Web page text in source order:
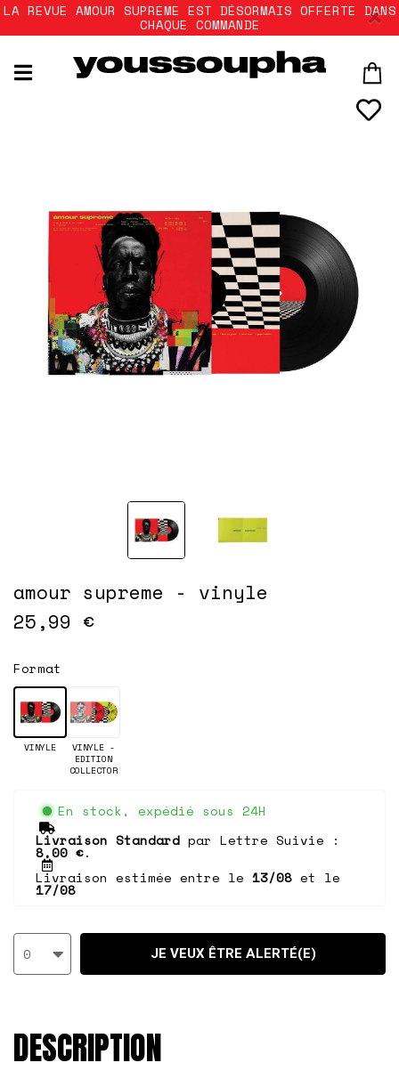
LA REVUE AMOUR SUPREME EST DÉSORMAIS OFFERTE DANS
CHAQUE COMMANDE
amour supreme - vinyle
25,99 €
Format
VINYLE
VINYLE -
EDITION
COLLECTOR
En stock, expédié sous 24H
Livraison Standard par Lettre Suivie :
8,00 €.
Livraison estimée entre le 13/08 et le
17/08
0 JE VEUX ÊTRE ALERTÉ(E)
DESCRIPTION